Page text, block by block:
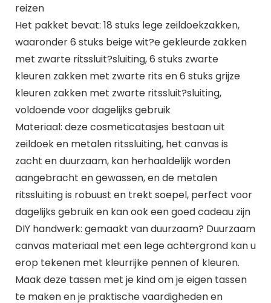
reizen
Het pakket bevat: 18 stuks lege zeildoekzakken,
waaronder 6 stuks beige wit?e gekleurde zakken
met zwarte ritssluit?sluiting, 6 stuks zwarte
kleuren zakken met zwarte rits en 6 stuks grijze
kleuren zakken met zwarte ritssluit?sluiting,
voldoende voor dagelijks gebruik
Materiaal: deze cosmeticatasjes bestaan uit
zeildoek en metalen ritssluiting, het canvas is
zacht en duurzaam, kan herhaaldelijk worden
aangebracht en gewassen, en de metalen
ritssluiting is robuust en trekt soepel, perfect voor
dagelijks gebruik en kan ook een goed cadeau zijn
DIY handwerk: gemaakt van duurzaam? Duurzaam
canvas materiaal met een lege achtergrond kan u
erop tekenen met kleurrijke pennen of kleuren.
Maak deze tassen met je kind om je eigen tassen
te maken en je praktische vaardigheden en